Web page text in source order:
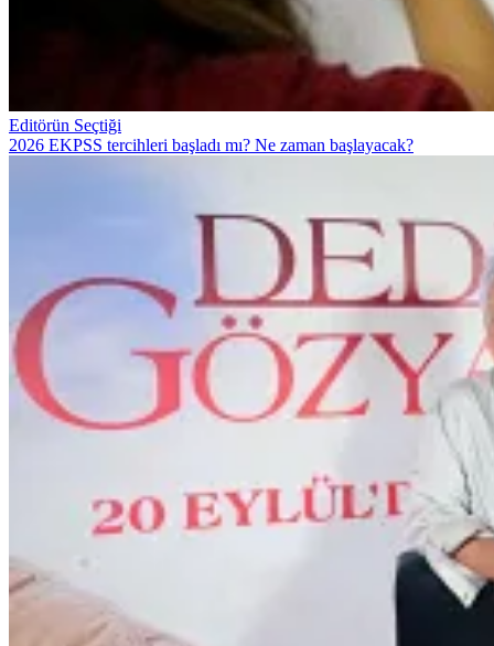
Editörün Seçtiği
2026 EKPSS tercihleri başladı mı? Ne zaman başlayacak?